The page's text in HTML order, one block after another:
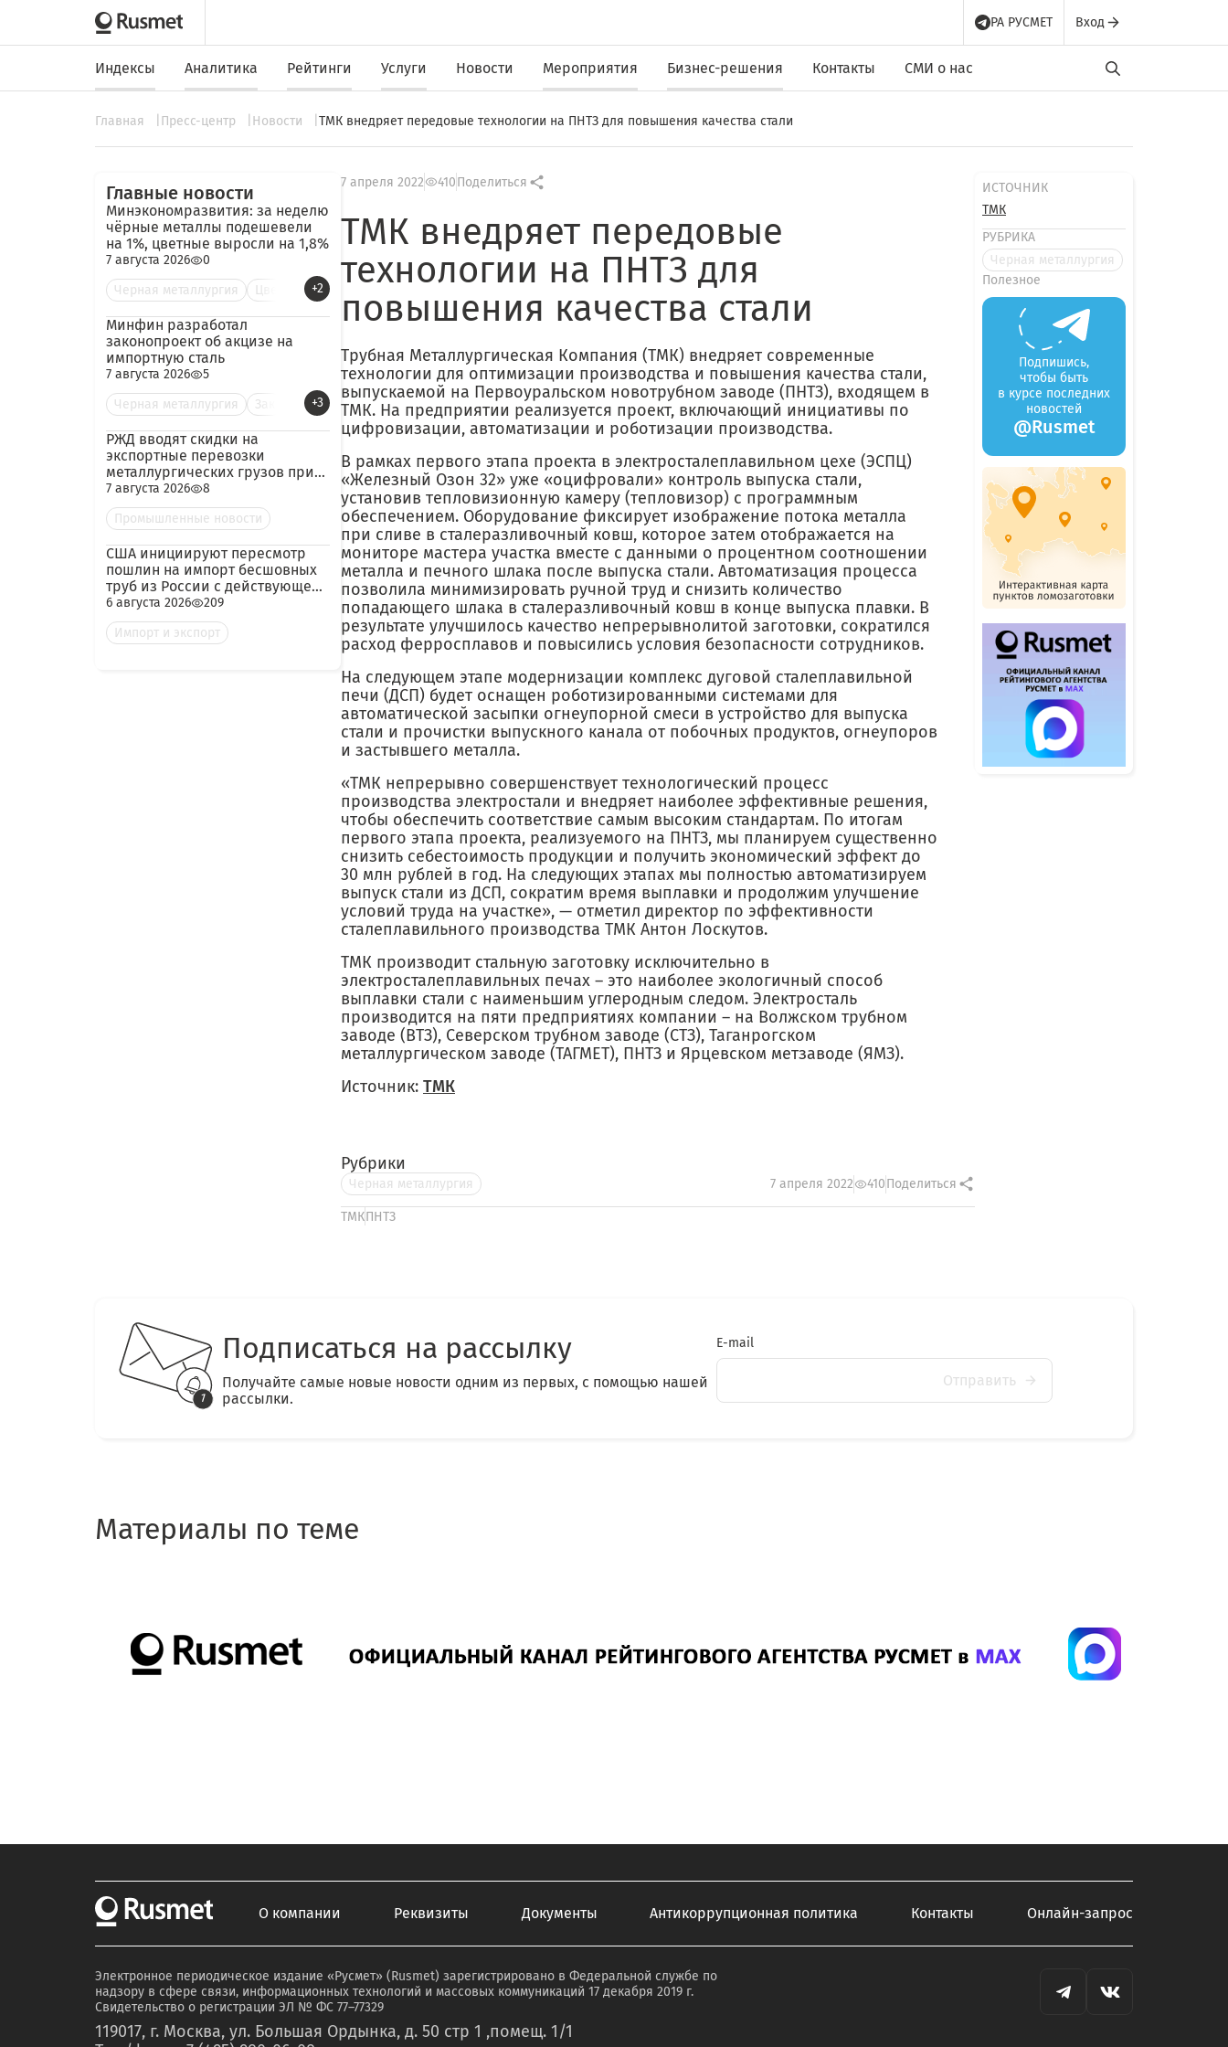
РА РУСМЕТ Вход
Индексы Аналитика Рейтинги Услуги Новости Мероприятия Бизнес-решения Контакты СМИ о нас
Главная Пресс-центр Новости ТМК внедряет передовые технологии на ПНТЗ для повышения качества стали
Главные новости
Минэкономразвития: за неделю
чёрные металлы подешевели
на 1%, цветные выросли на 1,8%
7 августа 2026
0
Черная металлургия
Цве +2
Минфин разработал
законопроект об акцизе на
импортную сталь
7 августа 2026
5
Черная металлургия
Зак +3
РЖД вводят скидки на
экспортные перевозки
металлургических грузов при
гарантированных объёмах
7 августа 2026
8
Промышленные новости
США инициируют пересмотр
пошлин на импорт бесшовных
труб из России с действующей
ставкой 209,72%
6 августа 2026
209
Импорт и экспорт
7 апреля 2022 410Поделиться
ТМК внедряет передовые
технологии на ПНТЗ для
повышения качества стали
Трубная Металлургическая Компания (ТМК) внедряет современные
технологии для оптимизации производства и повышения качества стали,
выпускаемой на Первоуральском новотрубном заводе (ПНТЗ), входящем в
ТМК. На предприятии реализуется проект, включающий инициативы по
цифровизации, автоматизации и роботизации производства.
В рамках первого этапа проекта в электросталеплавильном цехе (ЭСПЦ)
«Железный Озон 32» уже «оцифровали» контроль выпуска стали,
установив тепловизионную камеру (тепловизор) с программным
обеспечением. Оборудование фиксирует изображение потока металла
при сливе в сталеразливочный ковш, которое затем отображается на
мониторе мастера участка вместе с данными о процентном соотношении
металла и печного шлака после выпуска стали. Автоматизация процесса
позволила минимизировать ручной труд и снизить количество
попадающего шлака в сталеразливочный ковш в конце выпуска плавки. В
результате улучшилось качество непрерывнолитой заготовки, сократился
расход ферросплавов и повысились условия безопасности сотрудников.
На следующем этапе модернизации комплекс дуговой сталеплавильной
печи (ДСП) будет оснащен роботизированными системами для
автоматической засыпки огнеупорной смеси в устройство для выпуска
стали и прочистки выпускного канала от побочных продуктов, огнеупоров
и застывшего металла.
«ТМК непрерывно совершенствует технологический процесс
производства электростали и внедряет наиболее эффективные решения,
чтобы обеспечить соответствие самым высоким стандартам. По итогам
первого этапа проекта, реализуемого на ПНТЗ, мы планируем существенно
снизить себестоимость продукции и получить экономический эффект до
30 млн рублей в год. На следующих этапах мы полностью автоматизируем
выпуск стали из ДСП, сократим время выплавки и продолжим улучшение
условий труда на участке», — отметил директор по эффективности
сталеплавильного производства ТМК Антон Лоскутов.
ТМК производит стальную заготовку исключительно в
электросталеплавильных печах – это наиболее экологичный способ
выплавки стали с наименьшим углеродным следом. Электросталь
производится на пяти предприятиях компании – на Волжском трубном
заводе (ВТЗ), Северском трубном заводе (СТЗ), Таганрогском
металлургическом заводе (ТАГМЕТ), ПНТЗ и Ярцевском метзаводе (ЯМЗ).
Источник: ТМК
Рубрики
Черная металлургия 7 апреля 2022 410Поделиться
ТМКПНТЗ
ИСТОЧНИК
ТМК
РУБРИКА
Черная металлургия
Полезное
Подпишись,
чтобы быть
в курсе последних
новостей
@Rusmet
Подписаться на рассылку
Получайте самые новые новости одним из первых, с помощью нашей
рассылки.
E-mail
Отправить
Материалы по теме
О компании Реквизиты Документы Антикоррупционная политика Контакты Онлайн-запрос
Электронное периодическое издание «Русмет» (Rusmet) зарегистрировано в Федеральной службе по
надзору в сфере связи, информационных технологий и массовых коммуникаций 17 декабря 2019 г.
Свидетельство о регистрации ЭЛ № ФС 77–77329
119017, г. Москва, ул. Большая Ордынка, д. 50 стр 1 ,помещ. 1/1